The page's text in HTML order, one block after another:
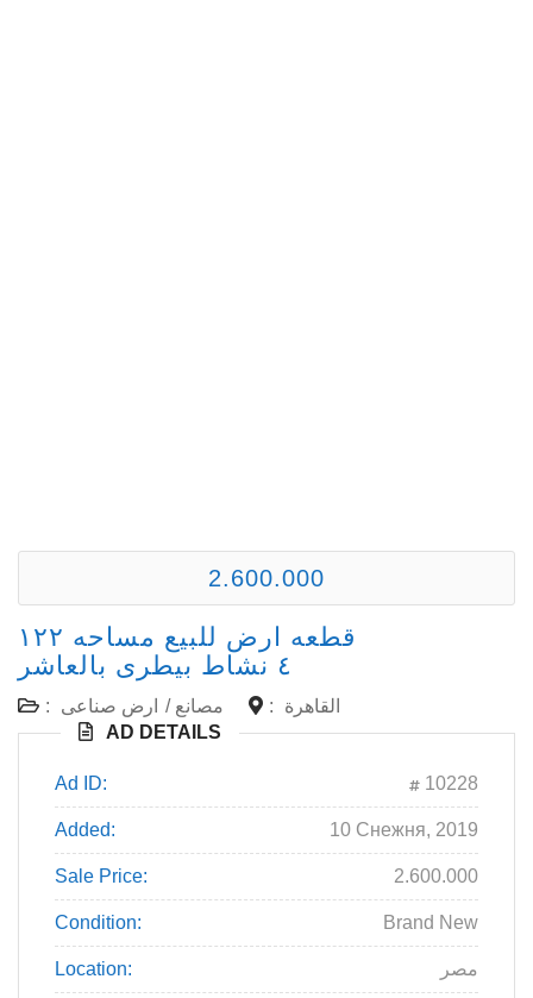
2.600.000
قطعه ارض للبيع مساحه ١٢٢
٤ نشاط بيطرى بالعاشر
: مصانع / ارض صناعى :
القاهرة
AD DETAILS
Ad ID: 10228
Added: 10 Снежня, 2019
Sale Price: 2.600.000
Condition: Brand New
Location: مصر